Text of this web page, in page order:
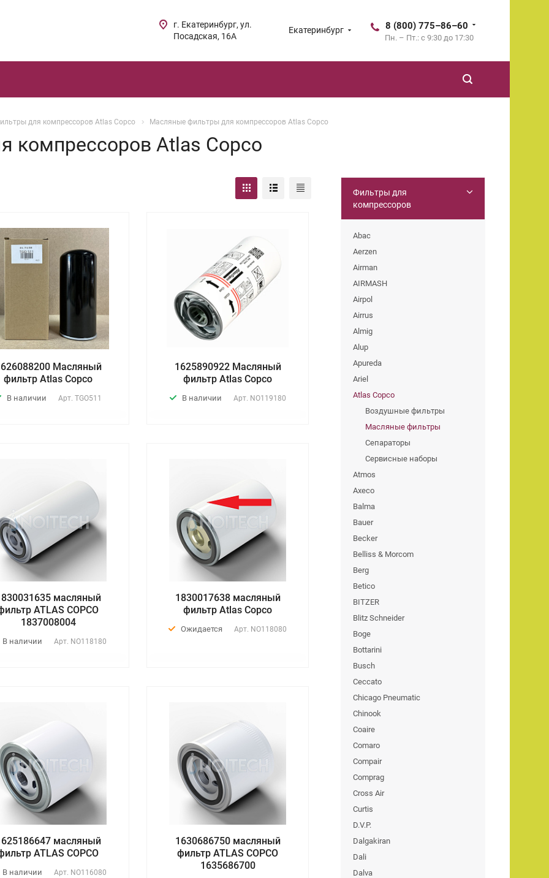
Екатеринбург 8 (800) 775–86–60
Пн. – Пт.: с 9:30 до 17:30
г. Екатеринбург, ул.
Посадская, 16А
для компрессоров Atlas Copco Масляные фильтры для компрессоров Atlas Copco
компрессоров Atlas Copco
Масляный
фильтр Atlas Copco
В наличии Арт.TGO511
1625890922 Масляный
фильтр Atlas Copco
В наличии Арт. NO119180
масляный
ATLAS COPCO
1837008004
В наличии Арт. NO118180
1830017638 масляный
фильтр Atlas Copco
Ожидается Арт. NO118080
масляный
ATLAS COPCO
В наличии Арт. NO116080
1630686750 масляный
фильтр ATLAS COPCO
1635686700
Фильтры для
компрессоров
Abac
Aerzen
Airman
AIRMASH
Airpol
Airrus
Almig
Alup
Apureda
Ariel
Atlas Copco
Воздушные фильтры
Масляные фильтры
Сепараторы
Сервисные наборы
Atmos
Axeco
Balma
Bauer
Becker
Belliss & Morcom
Berg
Betico
BITZER
Blitz Schneider
Boge
Bottarini
Busch
Ceccato
Chicago Pneumatic
Chinook
Coaire
Comaro
Compair
Comprag
Cross Air
Curtis
D.V.P.
Dalgakiran
Dali
Dalva